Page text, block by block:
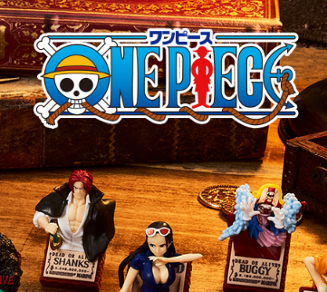
プリキュアシリーズ ガンダムシリーズ
チョコサプ
にふぉるめーしょん＆
スクエアシール